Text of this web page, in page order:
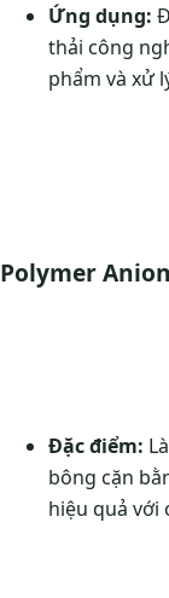
Ứng dụng:
thải công
phẩm và xử
Polymer Anion
Đặc điểm:
bông cặn
hiệu quả với